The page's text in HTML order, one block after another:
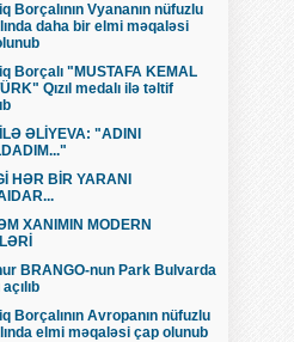
Borçalının Vyananın nüfuzlu
daha bir elmi məqaləsi
Borçalı "MUSTAFA KEMAL
Qızıl medalı ilə təltif
ƏLİYEVA: "ADINI
HƏR BİR YARANI
XANIMIN MODERN
BRANGO-nun Park Bulvarda
açılıb
Borçalının Avropanın nüfuzlu
elmi məqaləsi çap olunub